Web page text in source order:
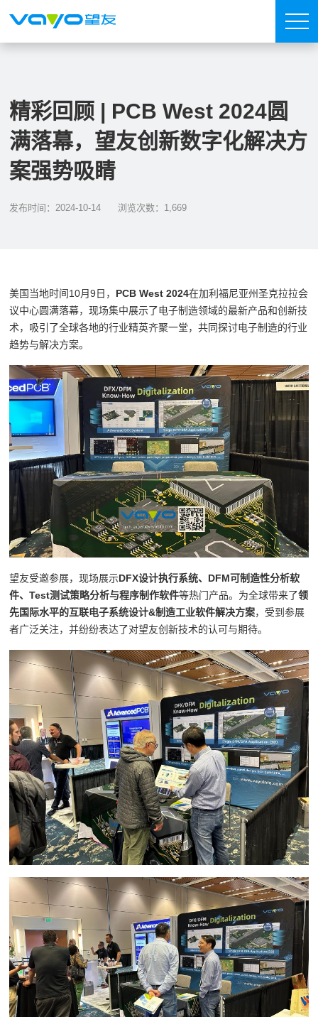
精彩回顾 | PCB West 2024圆
满落幕，望友创新数字化解决方
案强势吸睛
发布时间：2024-10-14 浏览次数：1,669
美国当地时间10月9日， PCB West 2024在加利福尼亚州圣克拉拉会
议中心圆满落幕，现场集中展示了电子制造领域的最新产品和创新技
术，吸引了全球各地的行业精英齐聚一堂，共同探讨电子制造的行业
趋势与解决方案。
望友受邀参展，现场展示DFX设计执行系统、DFM可制造性分析软
件、Test测试策略分析与程序制作软件等热门产品。为全球带来了领
先国际水平的互联电子系统设计&制造工业软件解决方案，受到参展
者广泛关注，并纷纷表达了对望友创新技术的认可与期待。